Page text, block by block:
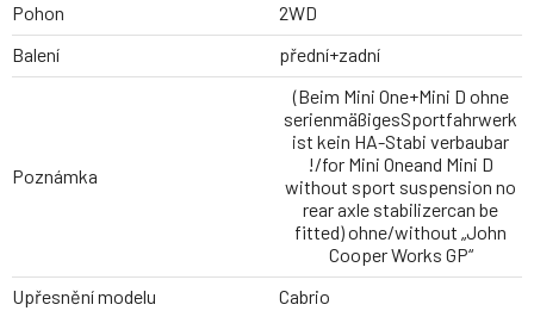
Pohon
2WD
Balení
přední+zadní
Poznámka
(Beim Mini One+Mini D ohne
serienmäßigesSportfahrwerk
ist kein HA-Stabi verbaubar
!/for Mini Oneand Mini D
without sport suspension no
rear axle stabilizercan be
fitted) ohne/without „John
Cooper Works GP“
Upřesnění modelu
Cabrio